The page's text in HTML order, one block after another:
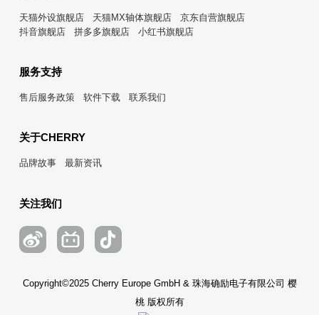
天猫外设旗舰店 天猫MX轴体旗舰店
京东自营旗舰店
抖音旗舰店
拼多多旗舰店 小红书旗舰店
服务支持
售后服务政策 软件下载 联系我们
关于CHERRY
品牌故事 最新资讯
关注我们
Copyright©2025 Cherry Europe GmbH & 珠海确励电子有限公司 樱
桃 版权所有